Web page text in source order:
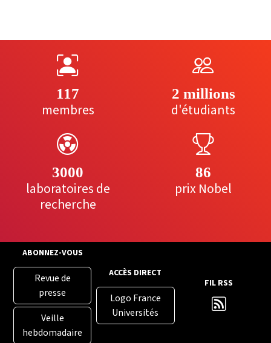
117
membres
2 millions
d'étudiants
3000
laboratoires de
recherche
86
prix Nobel
ABONNEZ-VOUS
Revue de
presse
Veille
hebdomadaire
ACCÈS DIRECT
Logo France
Universités
FIL RSS